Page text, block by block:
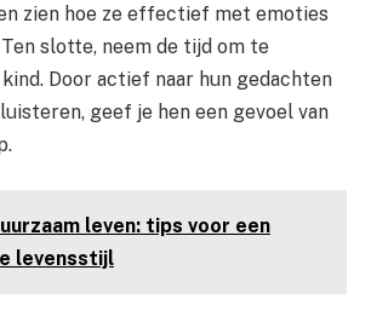
zien hoe ze effectief met emoties
Ten slotte, neem de tijd om te
Door actief naar hun gedachten
geef je hen een gevoel van
leven: tips voor een
levensstijl